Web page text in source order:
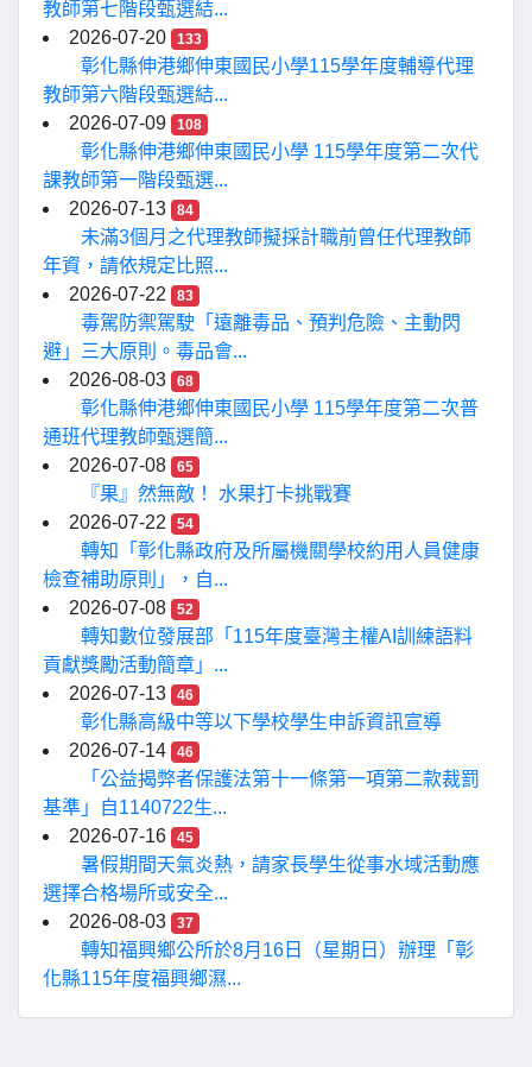
教師第七階段甄選結...
2026-07-20
133
彰化縣伸港鄉伸東國民小學115學年度輔導代理
教師第六階段甄選結...
2026-07-09
108
彰化縣伸港鄉伸東國民小學 115學年度第二次代
課教師第一階段甄選...
2026-07-13
84
未滿3個月之代理教師擬採計職前曾任代理教師
年資，請依規定比照...
2026-07-22
83
毒駕防禦駕駛「遠離毒品、預判危險、主動閃
避」三大原則。毒品會...
2026-08-03
68
彰化縣伸港鄉伸東國民小學 115學年度第二次普
通班代理教師甄選簡...
2026-07-08
65
『果』然無敵！ 水果打卡挑戰賽
2026-07-22
54
轉知「彰化縣政府及所屬機關學校約用人員健康
檢查補助原則」，自...
2026-07-08
52
轉知數位發展部「115年度臺灣主權AI訓練語料
貢獻獎勵活動簡章」...
2026-07-13
46
彰化縣高級中等以下學校學生申訴資訊宣導
2026-07-14
46
「公益揭弊者保護法第十一條第一項第二款裁罰
基準」自1140722生...
2026-07-16
45
暑假期間天氣炎熱，請家長學生從事水域活動應
選擇合格場所或安全...
2026-08-03
37
轉知福興鄉公所於8月16日（星期日）辦理「彰
化縣115年度福興鄉濕...